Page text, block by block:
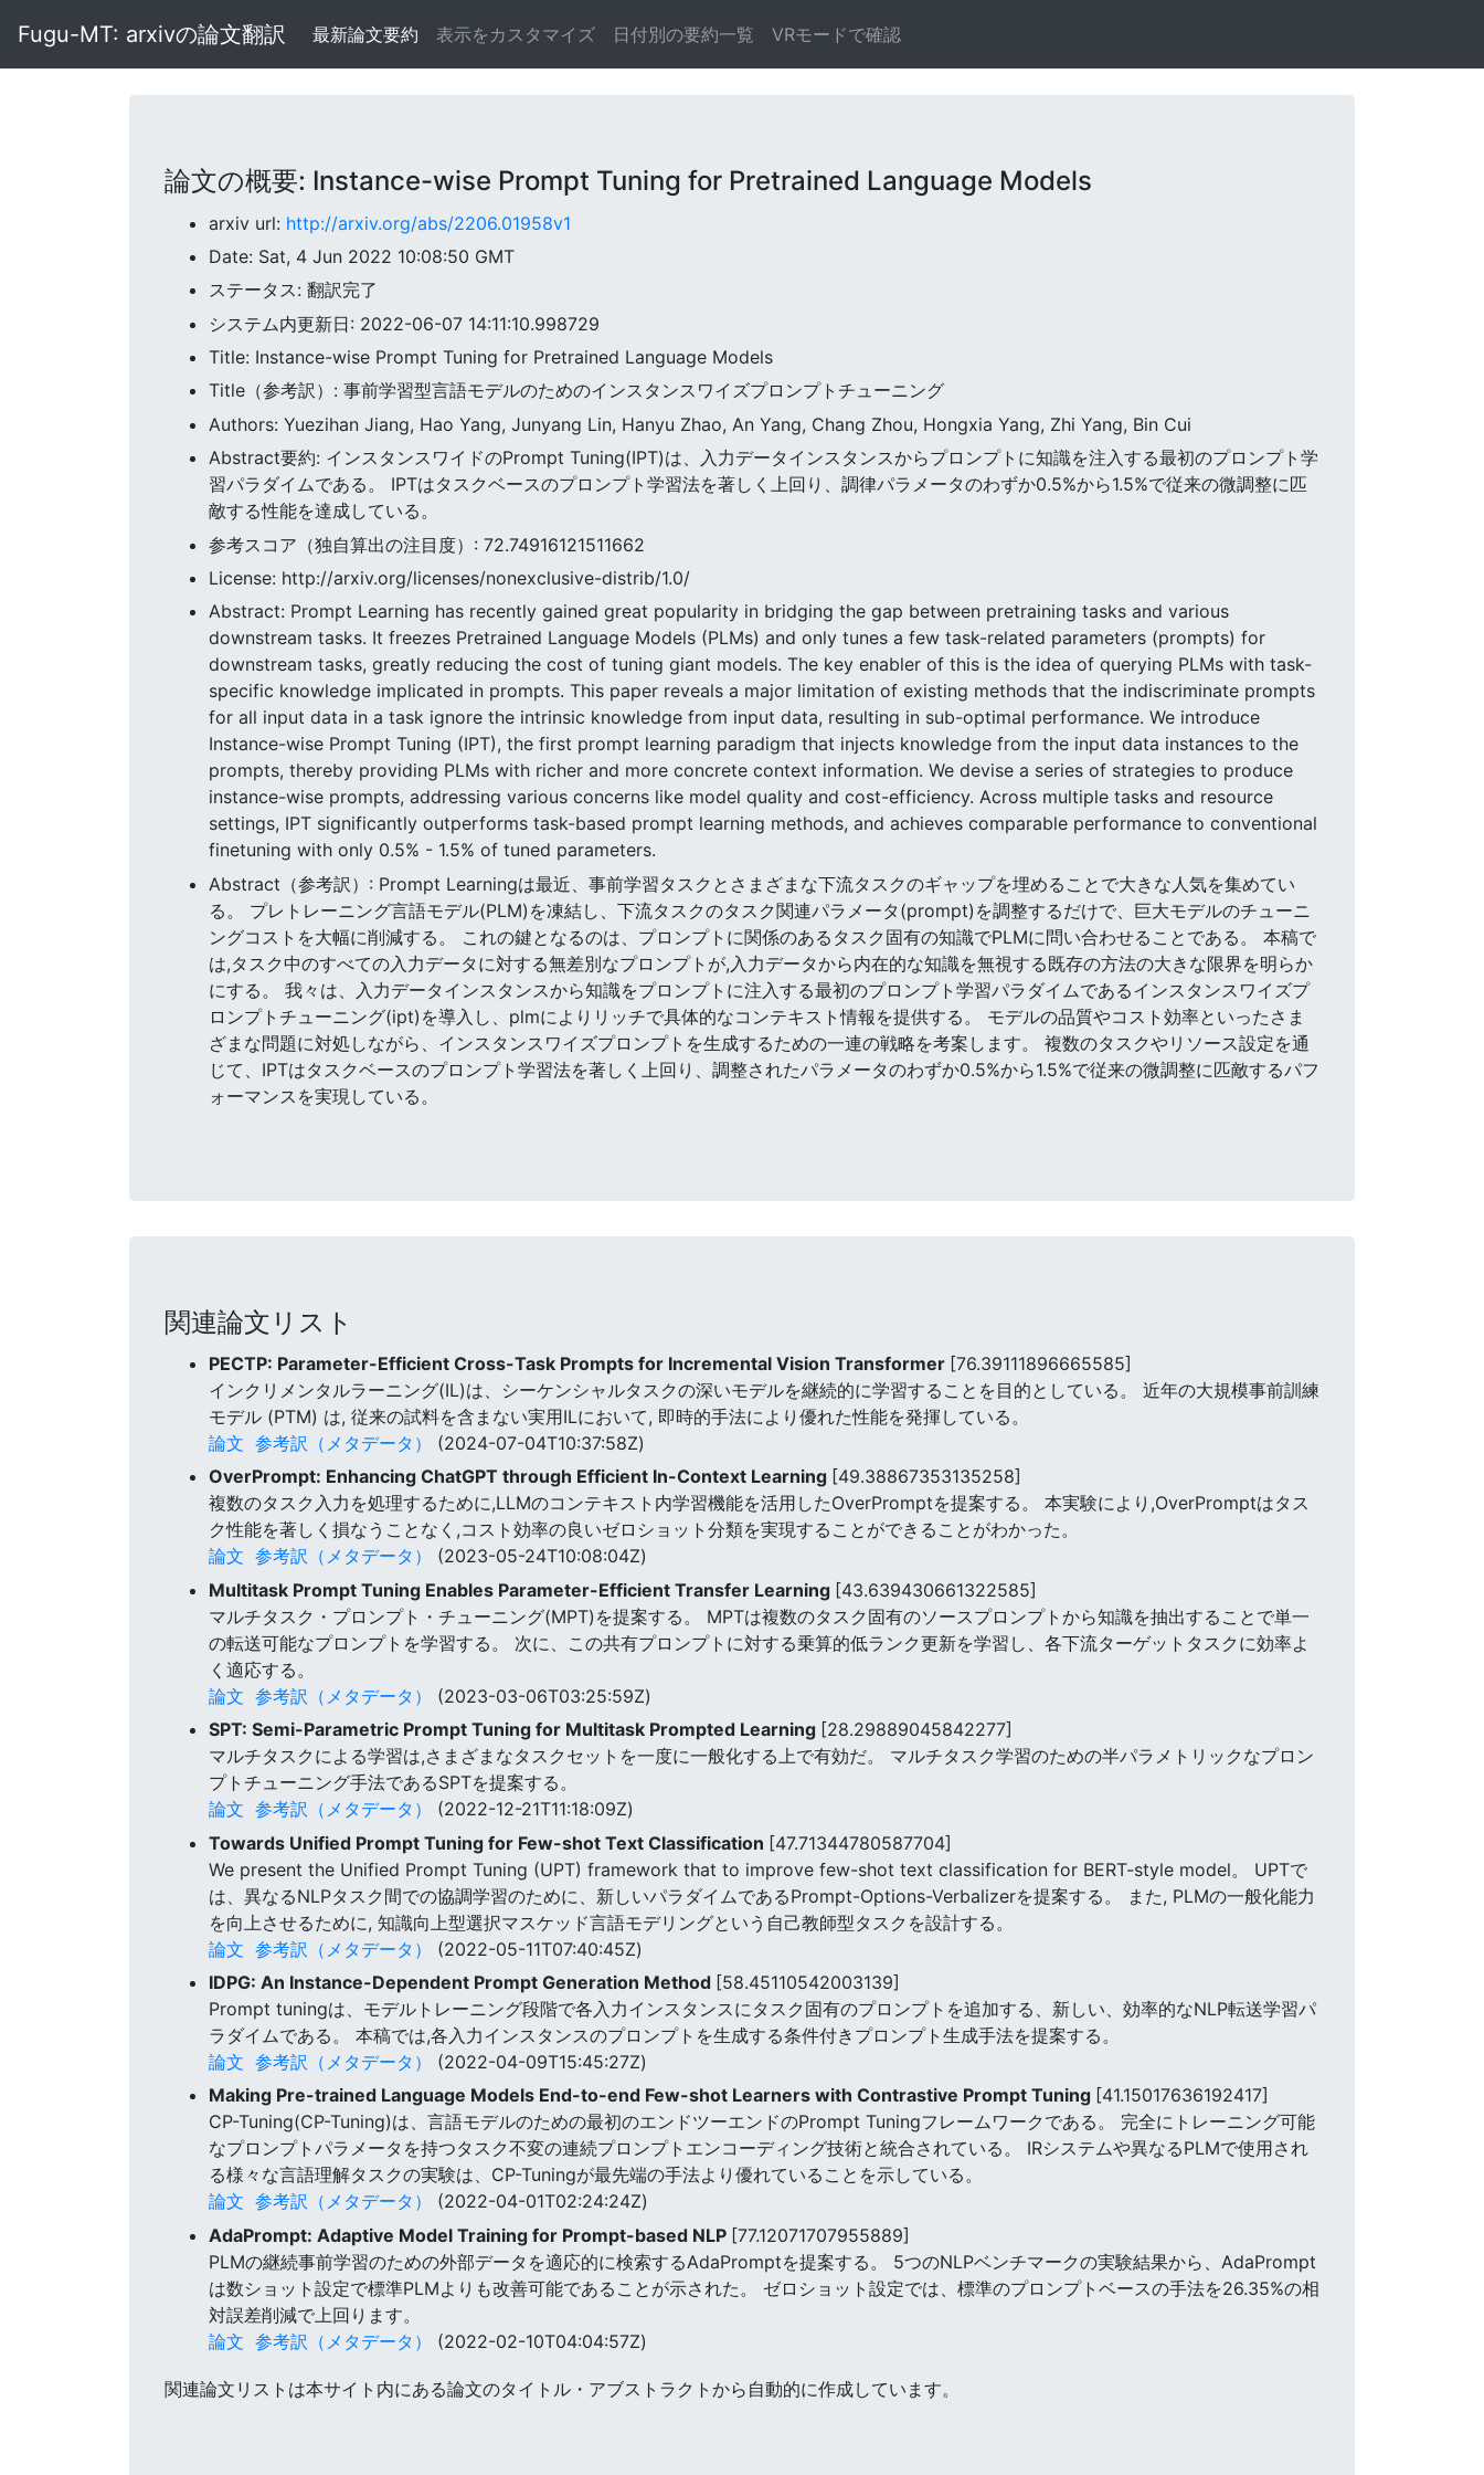
Fugu-MT: arxivの論文翻訳 最新論文要約 表示をカスタマイズ 日付別の要約一覧 VRモードで確認
論文の概要: Instance-wise Prompt Tuning for Pretrained Language Models
arxiv url: http://arxiv.org/abs/2206.01958v1
Date: Sat, 4 Jun 2022 10:08:50 GMT
ステータス: 翻訳完了
システム内更新日: 2022-06-07 14:11:10.998729
Title: Instance-wise Prompt Tuning for Pretrained Language Models
Title（参考訳）: 事前学習型言語モデルのためのインスタンスワイズプロンプトチューニング
Authors: Yuezihan Jiang, Hao Yang, Junyang Lin, Hanyu Zhao, An Yang, Chang Zhou, Hongxia Yang, Zhi Yang, Bin Cui
Abstract要約: インスタンスワイドのPrompt Tuning(IPT)は、入力データインスタンスからプロンプトに知識を注入する最初のプロンプト学
習パラダイムである。 IPTはタスクベースのプロンプト学習法を著しく上回り、調律パラメータのわずか0.5%から1.5%で従来の微調整に匹
敵する性能を達成している。
参考スコア（独自算出の注目度）: 72.74916121511662
License: http://arxiv.org/licenses/nonexclusive-distrib/1.0/
Abstract: Prompt Learning has recently gained great popularity in bridging the gap between pretraining tasks and various
downstream tasks. It freezes Pretrained Language Models (PLMs) and only tunes a few task-related parameters (prompts) for
downstream tasks, greatly reducing the cost of tuning giant models. The key enabler of this is the idea of querying PLMs with task-
specific knowledge implicated in prompts. This paper reveals a major limitation of existing methods that the indiscriminate prompts
for all input data in a task ignore the intrinsic knowledge from input data, resulting in sub-optimal performance. We introduce
Instance-wise Prompt Tuning (IPT), the first prompt learning paradigm that injects knowledge from the input data instances to the
prompts, thereby providing PLMs with richer and more concrete context information. We devise a series of strategies to produce
instance-wise prompts, addressing various concerns like model quality and cost-efficiency. Across multiple tasks and resource
settings, IPT significantly outperforms task-based prompt learning methods, and achieves comparable performance to conventional
finetuning with only 0.5% - 1.5% of tuned parameters.
Abstract（参考訳）: Prompt Learningは最近、事前学習タスクとさまざまな下流タスクのギャップを埋めることで大きな人気を集めてい
る。 プレトレーニング言語モデル(PLM)を凍結し、下流タスクのタスク関連パラメータ(prompt)を調整するだけで、巨大モデルのチューニ
ングコストを大幅に削減する。 これの鍵となるのは、プロンプトに関係のあるタスク固有の知識でPLMに問い合わせることである。 本稿で
は,タスク中のすべての入力データに対する無差別なプロンプトが,入力データから内在的な知識を無視する既存の方法の大きな限界を明らか
にする。 我々は、入力データインスタンスから知識をプロンプトに注入する最初のプロンプト学習パラダイムであるインスタンスワイズプ
ロンプトチューニング(ipt)を導入し、plmによりリッチで具体的なコンテキスト情報を提供する。 モデルの品質やコスト効率といったさま
ざまな問題に対処しながら、インスタンスワイズプロンプトを生成するための一連の戦略を考案します。 複数のタスクやリソース設定を通
じて、IPTはタスクベースのプロンプト学習法を著しく上回り、調整されたパラメータのわずか0.5%から1.5%で従来の微調整に匹敵するパフ
ォーマンスを実現している。
関連論文リスト
PECTP: Parameter-Efficient Cross-Task Prompts for Incremental Vision Transformer [76.39111896665585]
インクリメンタルラーニング(IL)は、シーケンシャルタスクの深いモデルを継続的に学習することを目的としている。 近年の大規模事前訓練
モデル (PTM) は, 従来の試料を含まない実用ILにおいて, 即時的手法により優れた性能を発揮している。
論文 参考訳（メタデータ）
(2024-07-04T10:37:58Z)
OverPrompt: Enhancing ChatGPT through Efficient In-Context Learning [49.38867353135258]
複数のタスク入力を処理するために,LLMのコンテキスト内学習機能を活用したOverPromptを提案する。 本実験により,OverPromptはタス
ク性能を著しく損なうことなく,コスト効率の良いゼロショット分類を実現することができることがわかった。
論文 参考訳（メタデータ）
(2023-05-24T10:08:04Z)
Multitask Prompt Tuning Enables Parameter-Efficient Transfer Learning [43.639430661322585]
マルチタスク・プロンプト・チューニング(MPT)を提案する。 MPTは複数のタスク固有のソースプロンプトから知識を抽出することで単一
の転送可能なプロンプトを学習する。 次に、この共有プロンプトに対する乗算的低ランク更新を学習し、各下流ターゲットタスクに効率よ
く適応する。
論文 参考訳（メタデータ）
(2023-03-06T03:25:59Z)
SPT: Semi-Parametric Prompt Tuning for Multitask Prompted Learning [28.29889045842277]
マルチタスクによる学習は,さまざまなタスクセットを一度に一般化する上で有効だ。 マルチタスク学習のための半パラメトリックなプロン
プトチューニング手法であるSPTを提案する。
論文 参考訳（メタデータ）
(2022-12-21T11:18:09Z)
Towards Unified Prompt Tuning for Few-shot Text Classification [47.71344780587704]
We present the Unified Prompt Tuning (UPT) framework that to improve few-shot text classification for BERT-style model。 UPTで
は、異なるNLPタスク間での協調学習のために、新しいパラダイムであるPrompt-Options-Verbalizerを提案する。 また, PLMの一般化能力
を向上させるために, 知識向上型選択マスケッド言語モデリングという自己教師型タスクを設計する。
論文 参考訳（メタデータ）
(2022-05-11T07:40:45Z)
IDPG: An Instance-Dependent Prompt Generation Method [58.45110542003139]
Prompt tuningは、モデルトレーニング段階で各入力インスタンスにタスク固有のプロンプトを追加する、新しい、効率的なNLP転送学習パ
ラダイムである。 本稿では,各入力インスタンスのプロンプトを生成する条件付きプロンプト生成手法を提案する。
論文 参考訳（メタデータ）
(2022-04-09T15:45:27Z)
Making Pre-trained Language Models End-to-end Few-shot Learners with Contrastive Prompt Tuning [41.15017636192417]
CP-Tuning(CP-Tuning)は、言語モデルのための最初のエンドツーエンドのPrompt Tuningフレームワークである。 完全にトレーニング可能
なプロンプトパラメータを持つタスク不変の連続プロンプトエンコーディング技術と統合されている。 IRシステムや異なるPLMで使用され
る様々な言語理解タスクの実験は、CP-Tuningが最先端の手法より優れていることを示している。
論文 参考訳（メタデータ）
(2022-04-01T02:24:24Z)
AdaPrompt: Adaptive Model Training for Prompt-based NLP [77.12071707955889]
PLMの継続事前学習のための外部データを適応的に検索するAdaPromptを提案する。 5つのNLPベンチマークの実験結果から、AdaPrompt
は数ショット設定で標準PLMよりも改善可能であることが示された。 ゼロショット設定では、標準のプロンプトベースの手法を26.35%の相
対誤差削減で上回ります。
論文 参考訳（メタデータ） (2022-02-10T04:04:57Z)
関連論文リストは本サイト内にある論文のタイトル・アブストラクトから自動的に作成しています。